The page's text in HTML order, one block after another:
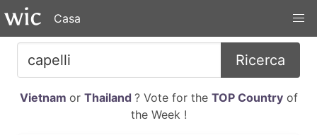
Casa
Ricerca
Vietnam or Thailand ? Vote for the TOP Countryof
the Week !